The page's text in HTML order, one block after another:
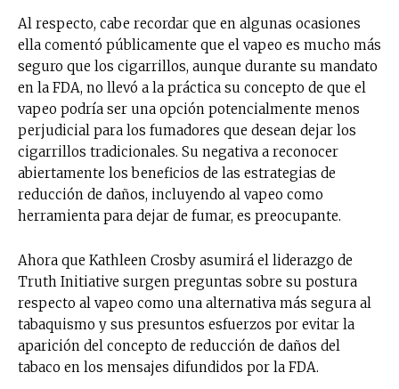
Al respecto, cabe recordar que en algunas ocasiones
ella comentó públicamente que el vapeo es mucho más
seguro que los cigarrillos, aunque durante su mandato
en la FDA, no llevó a la práctica su concepto de que el
vapeo podría ser una opción potencialmente menos
perjudicial para los fumadores que desean dejar los
cigarrillos tradicionales. Su negativa a reconocer
abiertamente los beneficios de las estrategias de
reducción de daños, incluyendo al vapeo como
herramienta para dejar de fumar, es preocupante.
Ahora que Kathleen Crosby asumirá el liderazgo de
Truth Initiative surgen preguntas sobre su postura
respecto al vapeo como una alternativa más segura al
tabaquismo y sus presuntos esfuerzos por evitar la
aparición del concepto de reducción de daños del
tabaco en los mensajes difundidos por la FDA.